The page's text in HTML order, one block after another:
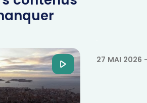
27 MAI 2026